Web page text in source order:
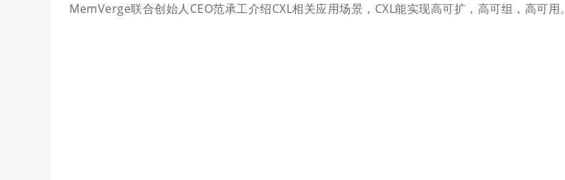
MemVerge联合创始人CEO范承工介绍CXL相关应用场景，CXL能实现高可扩，高可组，高可用。